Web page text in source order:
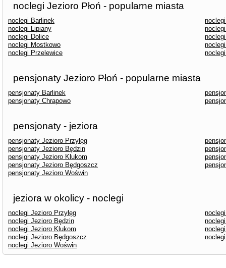
noclegi Jezioro Płoń - popularne miasta
noclegi Barlinek
noclegi Lipiany
noclegi Dolice
noclegi Mostkowo
noclegi Przelewice
pensjonaty Jezioro Płoń - popularne miasta
pensjonaty Barlinek
pensjonaty Chrapowo
pensjonaty - jeziora
pensjonaty Jezioro Przyłęg
pensjonaty Jezioro Będzin
pensjonaty Jezioro Klukom
pensjonaty Jezioro Będgoszcz
pensjonaty Jezioro Woświn
jeziora w okolicy - noclegi
noclegi Jezioro Przyłęg
noclegi Jezioro Będzin
noclegi Jezioro Klukom
noclegi Jezioro Będgoszcz
noclegi Jezioro Woświn